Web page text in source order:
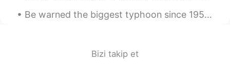
AR EN
Be warned the biggest typhoon since 1958 will come to Japan very soon so please charge all your d...
Bizi takip et